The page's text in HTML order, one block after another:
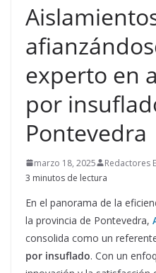
experto en
por
Pontevedra
marzo 18, 2025
Redactores
3 minutos de lectura
En el panorama de la
la provincia de Pontevedra,
consolida como un
por insuflado. Con un